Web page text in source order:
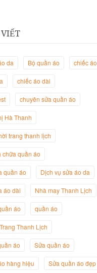
Trịnh Thị Hà Thanh
Trang Thanh Lịch
da Bộ quần áo chiếc áo
chiếc áo dài
chuyên sửa quần áo
Hà Thanh
trang thanh lịch
chữa quần áo
quần áo Dịch vụ sửa áo da
áo dài Nhà may Thanh Lịch
áo quần áo
Thanh Lịch
áo Sửa quần áo
hàng hiệu Sửa quần áo đẹp